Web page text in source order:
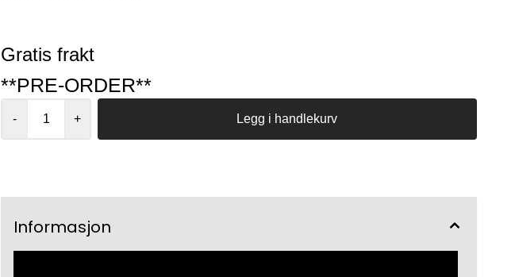
Gratis frakt
**PRE-ORDER**
- + Legg i handlekurv
Informasjon